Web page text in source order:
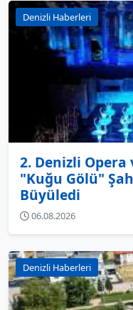
Denizli Haberleri
2. Denizli
"Kuğu Gölü"
Büyüledi
06.08.2026
Denizli Haberleri